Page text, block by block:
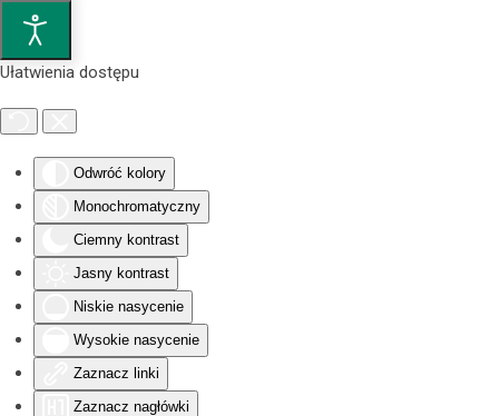
Ułatwienia dostępu
Odwróć kolory
Monochromatyczny
Ciemny kontrast
Jasny kontrast
Niskie nasycenie
Wysokie nasycenie
Zaznacz linki
Zaznacz nagłówki
Przejdź do głównej treści